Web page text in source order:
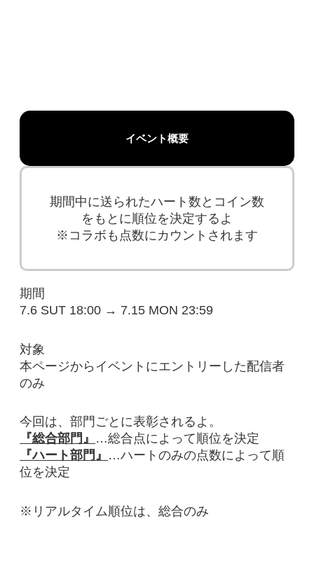
イベント概要
期間中に送られたハート数とコイン数
をもとに順位を決定するよ
※コラボも点数にカウントされます
期間
7.6 SUT 18:00 → 7.15 MON 23:59
対象
本ページからイベントにエントリーした配信者
のみ
今回は、部門ごとに表彰されるよ。
『総合部門』 …総合点によって順位を決定
『ハート部門』 …ハートのみの点数によって順
位を決定
※リアルタイム順位は、総合のみ